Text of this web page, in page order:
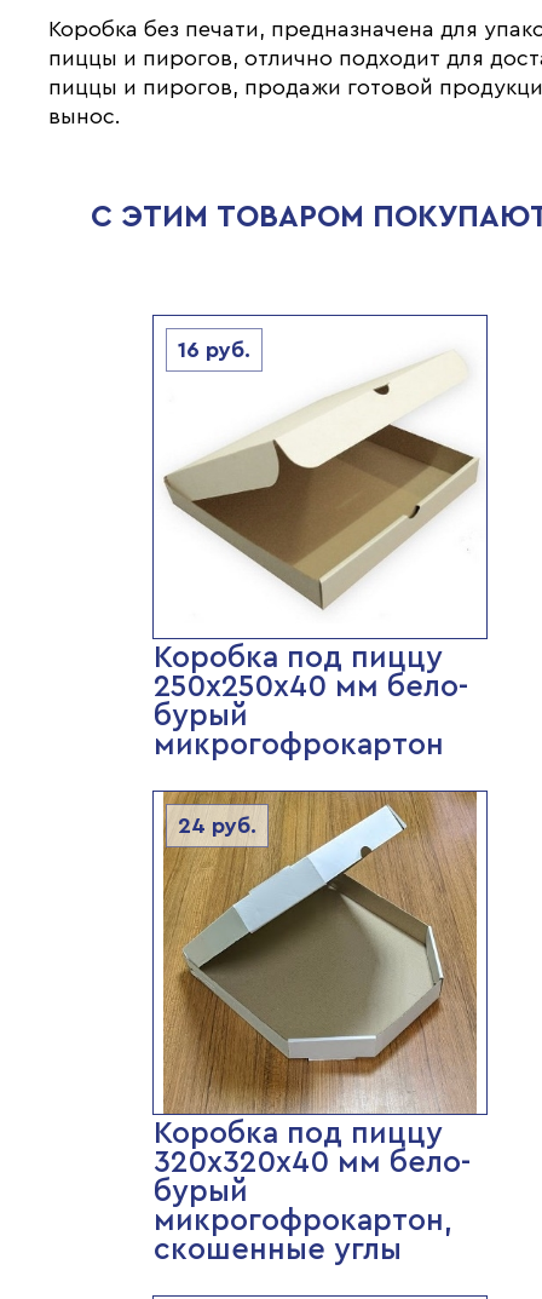
Коробка без печати, предназначена для
пиццы и пирогов, отлично подходит для
пиццы и пирогов, продажи готовой
вынос.
С ЭТИМ ТОВАРОМ
16 руб.
Коробка под пиццу
250х250х40 мм бело-
бурый
микрогофрокартон
24 руб.
Коробка под пиццу
320х320х40 мм бело-
бурый
микрогофрокартон,
скошенные углы